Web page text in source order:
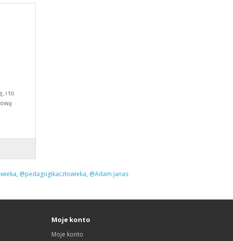
i to
, @pedagogikaczłowieka, @Adam Janas
Moje konto
Moje konto